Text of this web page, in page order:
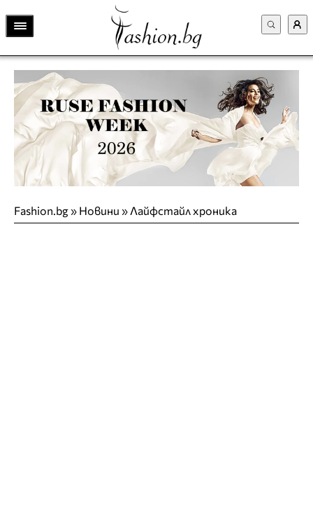
Fashion.bg» Новини » Лайфстайл хроника